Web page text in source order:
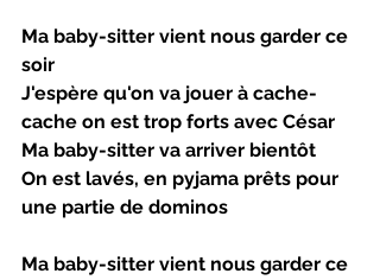
Ma baby-sitter vient nous garder ce
soir
J'espère qu'on va jouer à cache-
cache on est trop forts avec César
Ma baby-sitter va arriver bientôt
On est lavés, en pyjama prêts pour
une partie de dominos
Ma baby-sitter vient nous garder ce